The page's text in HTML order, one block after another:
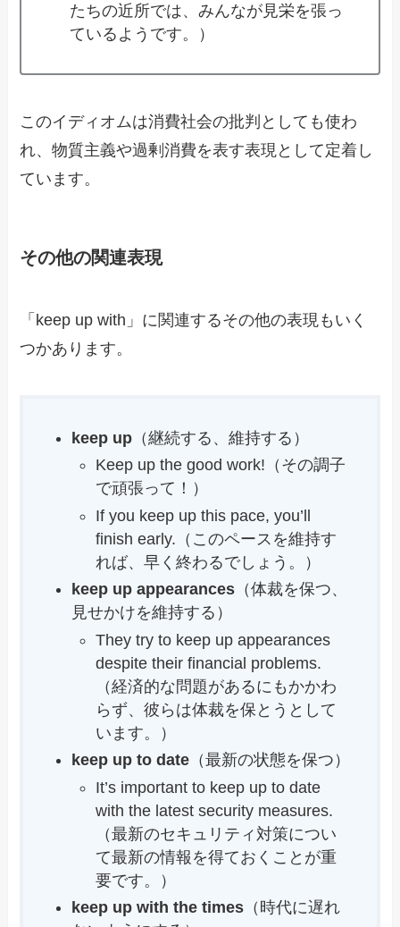
たちの近所では、みんなが見栄を張っ
ているようです。）
このイディオムは消費社会の批判としても使わ
れ、物質主義や過剰消費を表す表現として定着し
ています。
その他の関連表現
「keep up with」に関連するその他の表現もいく
つかあります。
keep up （継続する、維持する）
Keep up the good work!（その調子
で頑張って！）
If you keep up this pace, you’ll
finish early.（このペースを維持す
れば、早く終わるでしょう。）
keep up appearances （体裁を保つ、
見せかけを維持する）
They try to keep up appearances
despite their financial problems.
（経済的な問題があるにもかかわ
らず、彼らは体裁を保とうとして
います。）
keep up to date （最新の状態を保つ）
It’s important to keep up to date
with the latest security measures.
（最新のセキュリティ対策につい
て最新の情報を得ておくことが重
要です。）
keep up with the times （時代に遅れ